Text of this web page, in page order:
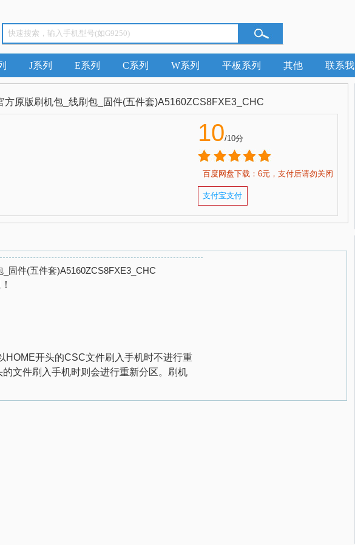
J系列 E系列 C系列 W系列 平板系列 其他 联系我
方原版刷机包_线刷包_固件(五件套)A5160ZCS8FXE3_CHC
10/10分
百度网盘下载：6元，支付后请勿关闭
支付宝支付
固件(五件套)A5160ZCS8FXE3_CHC
HOME开头的CSC文件刷入手机时不进行重
的文件刷入手机时则会进行重新分区。刷机